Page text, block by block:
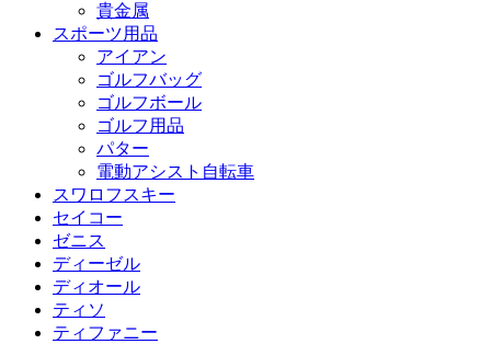
貴金属
スポーツ用品
アイアン
ゴルフバッグ
ゴルフボール
ゴルフ用品
パター
電動アシスト自転車
スワロフスキー
セイコー
ゼニス
ディーゼル
ディオール
ティソ
ティファニー